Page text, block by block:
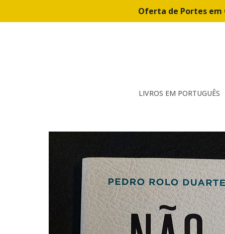
Oferta de Portes
LIVROS EM PORTUGUÊS